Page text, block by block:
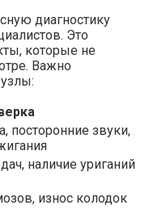
диагностику
Это
которые не
Важно
посторонние звуки,
наличие уриганий
износ колодок